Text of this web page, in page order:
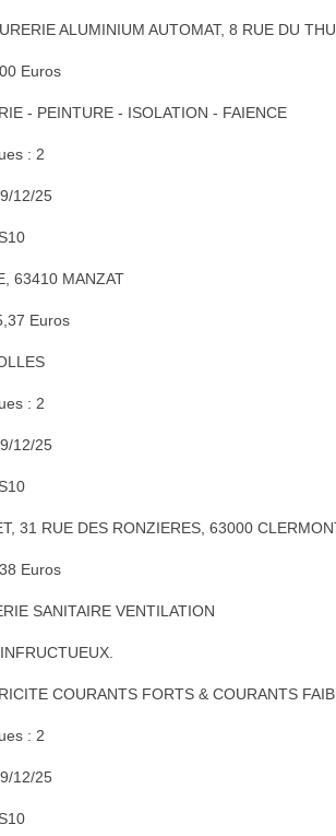
ALUMINIUM AUTOMAT, 8 RUE DU
Euros
- PEINTURE - ISOLATION - FAIENCE
: 2
12/25
63410 MANZAT
Euros
: 2
12/25
31 RUE DES RONZIERES, 63000
Euros
SANITAIRE VENTILATION
COURANTS FORTS & COURANTS
: 2
12/25